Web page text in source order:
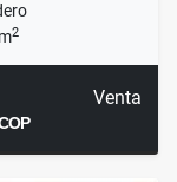
2
Venta